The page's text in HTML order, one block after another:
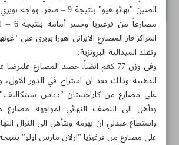
الصين "نهائو هيو" بنتيجة 9 –
وتقلد الميدالية البرونزية.
وفي وزن 77 كغم ايضاً: حصد المصارع
الذهبية وذلك بعد ان استراح في الدور الاول،
وتأهل الى النصف النهائي لمواجهة مصارع
واستطاع عبدلي ان يهزمه ويتأهل الى النزال
على مصارع من قرغيزيا "ارلان مارس اولو" بنتيجة 9 –